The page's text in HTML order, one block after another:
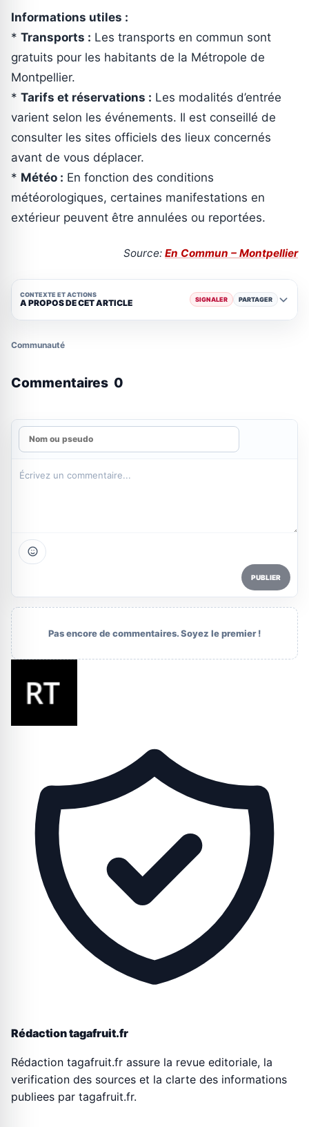
Informations utiles :
* Transports : Les transports en commun sont
gratuits pour les habitants de la Métropole de
Montpellier.
* Tarifs et réservations : Les modalités d’entrée
varient selon les événements. Il est conseillé de
consulter les sites officiels des lieux concernés
avant de vous déplacer.
* Météo : En fonction des conditions
météorologiques, certaines manifestations en
extérieur peuvent être annulées ou reportées.
Source: En Commun – Montpellier
CONTEXTE ET ACTIONS
A PROPOS DE CET ARTICLE SIGNALER PARTAGER
Communauté
Commentaires 0
PUBLIER
Pas encore de commentaires. Soyez le premier !
Rédaction tagafruit.fr
Rédaction tagafruit.fr assure la revue editoriale, la
verification des sources et la clarte des informations
publiees par tagafruit.fr.